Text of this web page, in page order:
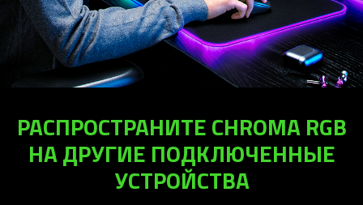
РАСПРОСТРАНИТЕ CHROMA RGB
НА ДРУГИЕ ПОДКЛЮЧЕННЫЕ
УСТРОЙСТВА